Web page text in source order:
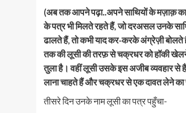
(अब तक आपने पढ़ा..अपने साथियों के मज़ाक़
के पत्र भी मिलते रहते हैं, जो दरअसल उनके
ढालते हैं, तो कभी याद कर-करके अंग्रेज़ी
तक की लूसी की तरफ़ से चक्रधर को हॉकी
तुला है। वहीं लूसी उसके इस अजीब व्यवहार से
लाना चाहते हैं और चक्रधर से एक दावत लेने
तीसरे दिन उनके नाम लूसी का पत्र पहुँचा-